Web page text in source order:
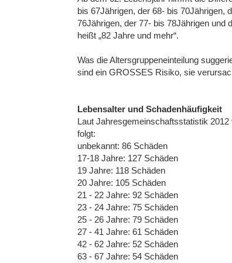
bis 67Jährigen, der 68- bis 70Jährigen,
76Jährigen, der 77- bis 78Jährigen und
heißt „82 Jahre und mehr“.
Was die Altersgruppeneinteilung
sind ein GROSSES Risiko, sie
Lebensalter und Schadenhäufigkeit
Laut Jahresgemeinschaftsstatistik
folgt:
unbekannt: 86 Schäden
17-18 Jahre: 127 Schäden
19 Jahre: 118 Schäden
20 Jahre: 105 Schäden
21 - 22 Jahre: 92 Schäden
23 - 24 Jahre: 75 Schäden
25 - 26 Jahre: 79 Schäden
27 - 41 Jahre: 61 Schäden
42 - 62 Jahre: 52 Schäden
63 - 67 Jahre: 54 Schäden